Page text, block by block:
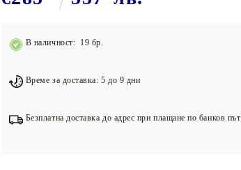
В наличност: 19 бр.
Време за доставка: 5 до 9 дни
Безплатна доставка до адрес при плащане по банков път